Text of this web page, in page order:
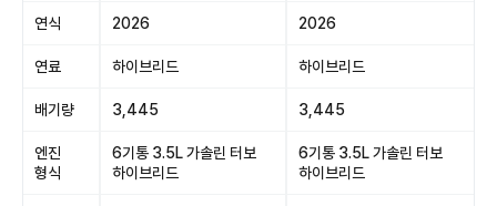
연식 2026 2026
연료 하이브리드 하이브리드
배기량 3,445 3,445
엔진
형식
6기통 3.5L 가솔린 터보
하이브리드
6기통 3.5L 가솔린 터보
하이브리드